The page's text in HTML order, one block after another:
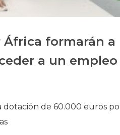
África formarán a
a un empleo
dotación de 60.000 euros